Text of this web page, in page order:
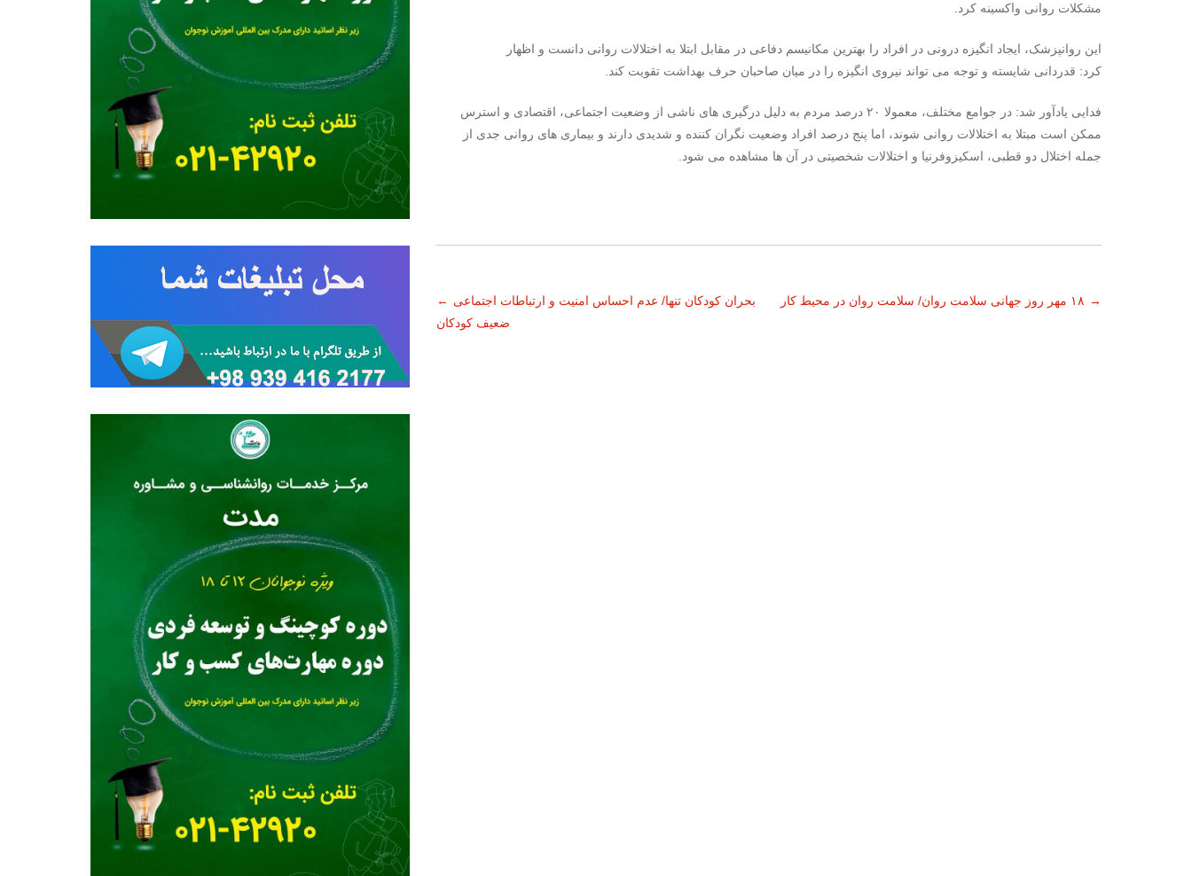
مشکلات روانی واکسینه کرد.
این روانپزشک، ایجاد انگیزه درونی در افراد را بهترین مکانیسم دفاعی در مقابل ابتلا به اختلالات روانی دانست و اظهار
کرد: قدردانی شایسته و توجه می تواند نیروی انگیزه را در میان صاحبان حرف بهداشت تقویت کند.
فدایی یادآور شد: در جوامع مختلف، معمولا ۲۰ درصد مردم به دلیل درگیری های ناشی از وضعیت اجتماعی، اقتصادی و استرس
ممکن است مبتلا به اختلالات روانی شوند، اما پنج درصد افراد وضعیت نگران کننده و شدیدی دارند و بیماری های روانی جدی از
جمله اختلال دو قطبی، اسکیزوفرنیا و اختلالات شخصیتی در آن ها مشاهده می شود.
ناوبری
← بحران کودکان تنها/ عدم احساس امنیت و ارتباطات اجتماعی
ضعیف کودکان
۱۸ مهر روز جهانی سلامت روان/ سلامت روان در محیط کار →